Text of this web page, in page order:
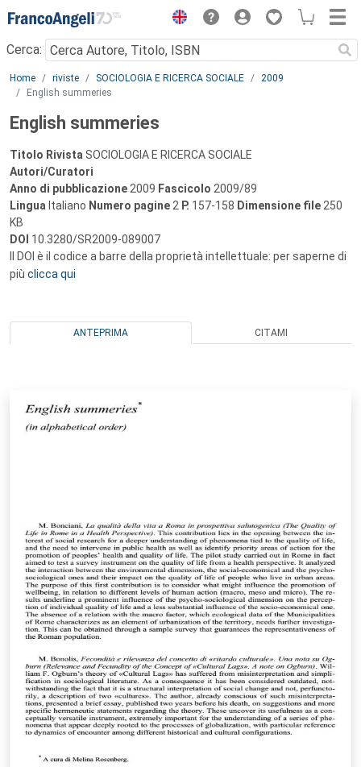
Menu
Cerca:
Main content
Home riviste SOCIOLOGIA E RICERCA SOCIALE
2009
English summeries
English summeries
Titolo Rivista SOCIOLOGIA E RICERCA SOCIALE
Autori/Curatori
Anno di pubblicazione 2009 Fascicolo 2009/89
Lingua Italiano Numero pagine 2 P. 157-158 Dimensione file 250
KB
DOI 10.3280/SR2009-089007
Il DOI è il codice a barre della proprietà intellettuale: per saperne di
più clicca qui
ANTEPRIMA CITAMI